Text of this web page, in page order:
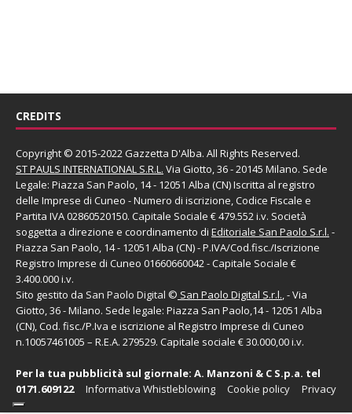
CREDITS
Copyright © 2015-2022 Gazzetta D'Alba. All Rights Reserved.
ST PAULS INTERNATIONAL S.R.L. Via Giotto, 36 - 20145 Milano. Sede
Legale: Piazza San Paolo, 14 - 12051 Alba (CN) Iscritta al registro
delle Imprese di Cuneo - Numero di iscrizione, Codice Fiscale e
Partita IVA 02860520150. Capitale Sociale € 479.552 i.v. Società
soggetta a direzione e coordinamento di Editoriale San Paolo S.r.l. -
Piazza San Paolo, 14 - 12051 Alba (CN) - P.IVA/Cod.fisc./Iscrizione
Registro Imprese di Cuneo 01660660042 - Capitale Sociale €
3.400.000 i.v.
Sito gestito da San Paolo Digital © San Paolo Digital S.r.l., - Via
Giotto, 36 - Milano. Sede legale: Piazza San Paolo,14 - 12051 Alba
(CN), Cod. fisc./P.Iva e iscrizione al Registro Imprese di Cuneo
n.10057461005 – R.E.A. 279529. Capitale sociale € 30.000,00 i.v.
Per la tua pubblicità sul giornale: A. Manzoni & C S.p.a. tel
0171.609122
Privacy
Cookie policy
Informativa Whistleblowing